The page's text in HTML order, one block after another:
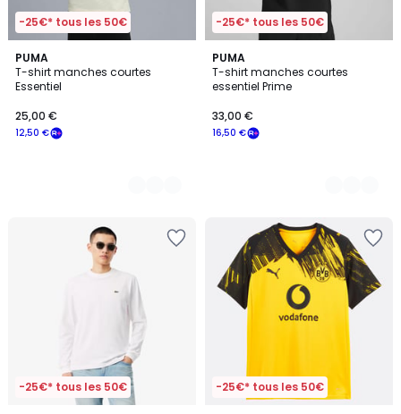
-25€* tous les 50€
PUMA
T-shirt manches courtes
Essentiel
12,50 €
25,00 €
5
Couleurs
-25€* tous les 50€
PUMA
T-shirt manches courtes
essentiel Prime
16,50 €
33,00 €
3
Couleurs
-25€* tous les 50€ -25€* tous les 50€